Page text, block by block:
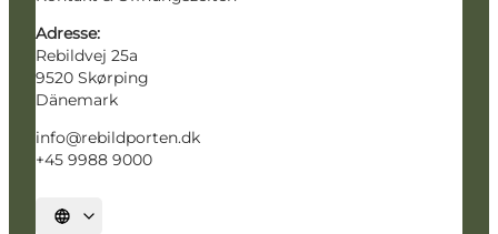
Adresse:
Rebildvej 25a
9520 Skørping
Dänemark
info@rebildporten.dk
+45 9988 9000
Sprache auswählen